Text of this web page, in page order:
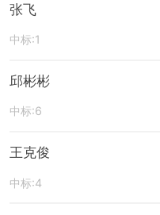
张飞
中标:1
邱彬彬
中标:6
王克俊
中标:4